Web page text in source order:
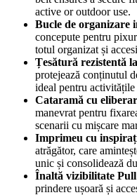
active or outdoor use.
Bucle de organizare
concepute pentru
totul organizat și
Țesătură rezistentă
protejează conținutul
ideal pentru activitățile
Cataramă cu
manevrat pentru
scenarii cu mișcare
Imprimeu cu
atrăgător, care
unic și consolidează
Înaltă vizibilitate
prindere ușoară și